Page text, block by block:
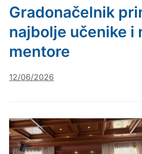
Gradonačelnik
najbolje učenike i
mentore
12/06/2026